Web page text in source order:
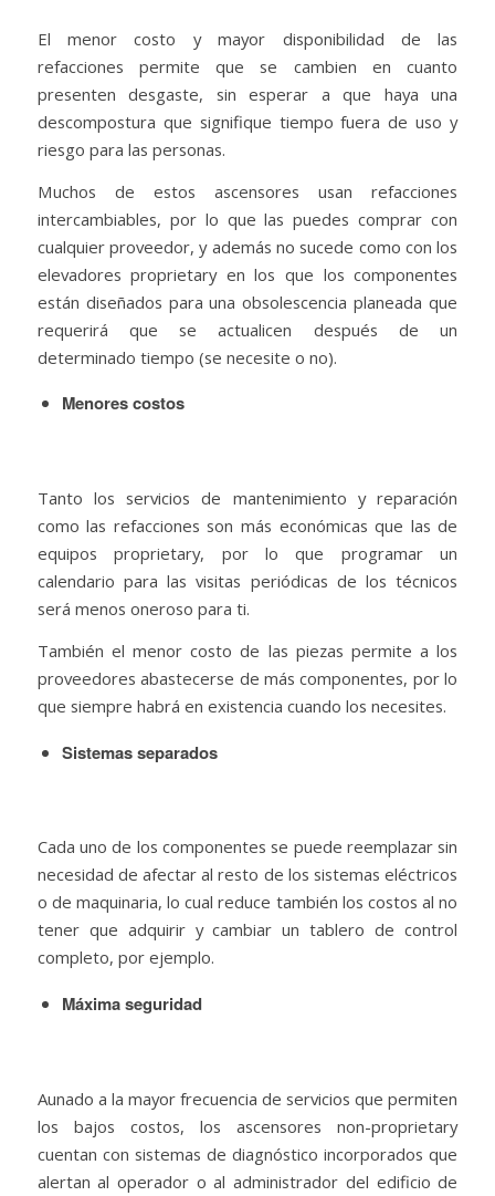
El menor costo y mayor disponibilidad de las
refacciones permite que se cambien en cuanto
presenten desgaste, sin esperar a que haya una
descompostura que signifique tiempo fuera de uso y
riesgo para las personas.
Muchos de estos ascensores usan refacciones
intercambiables, por lo que las puedes comprar con
cualquier proveedor, y además no sucede como con los
elevadores proprietary en los que los componentes
están diseñados para una obsolescencia planeada que
requerirá que se actualicen después de un
determinado tiempo (se necesite o no).
Menores costos
Tanto los servicios de mantenimiento y reparación
como las refacciones son más económicas que las de
equipos proprietary, por lo que programar un
calendario para las visitas periódicas de los técnicos
será menos oneroso para ti.
También el menor costo de las piezas permite a los
proveedores abastecerse de más componentes, por lo
que siempre habrá en existencia cuando los necesites.
Sistemas separados
Cada uno de los componentes se puede reemplazar sin
necesidad de afectar al resto de los sistemas eléctricos
o de maquinaria, lo cual reduce también los costos al no
tener que adquirir y cambiar un tablero de control
completo, por ejemplo.
Máxima seguridad
Aunado a la mayor frecuencia de servicios que permiten
los bajos costos, los ascensores non-proprietary
cuentan con sistemas de diagnóstico incorporados que
alertan al operador o al administrador del edificio de